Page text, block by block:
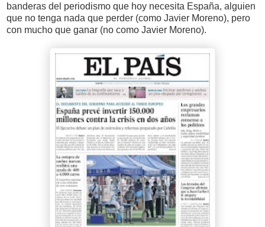
banderas del periodismo que hoy necesita España, alguien
que no tenga nada que perder (como Javier Moreno), pero
con mucho que ganar (no como Javier Moreno).